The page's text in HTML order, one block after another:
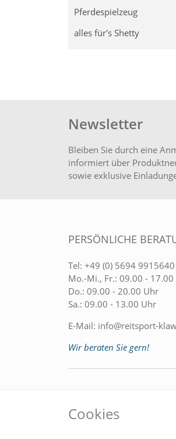
Pferdespielzeug
alles für's Shetty
Newsletter
Bleiben Sie durch eine
informiert über
sowie exklusive
PERSÖNLICHE
Tel: +49 (0) 5694 9915640
Mo.-Mi., Fr.: 09.00 -
Do.: 09.00 - 20.00 Uhr
Sa.: 09.00 - 13.00 Uhr
E-Mail: info@reitsport-
Wir beraten Sie gern!
Cookies